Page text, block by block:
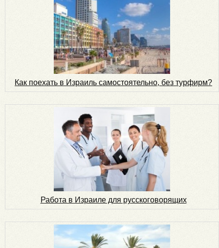
Как поехать в Израиль самостоятельно, без турфирм?
Работа в Израиле для русскоговорящих